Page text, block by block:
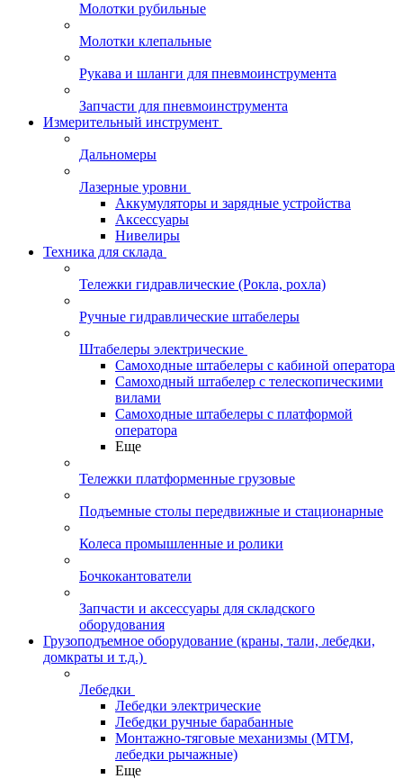
Молотки рубильные
Молотки клепальные
Рукава и шланги для пневмоинструмента
Запчасти для пневмоинструмента
Измерительный инструмент
Дальномеры
Лазерные уровни
Аккумуляторы и зарядные устройства
Аксессуары
Нивелиры
Техника для склада
Тележки гидравлические (Рокла, рохла)
Ручные гидравлические штабелеры
Штабелеры электрические
Самоходные штабелеры с кабиной оператора
Самоходный штабелер с телескопическими
вилами
Самоходные штабелеры с платформой
оператора
Еще
Тележки платформенные грузовые
Подъемные столы передвижные и стационарные
Колеса промышленные и ролики
Бочкокантователи
Запчасти и аксессуары для складского
оборудования
Грузоподъемное оборудование (краны, тали, лебедки,
домкраты и т.д.)
Лебедки
Лебедки электрические
Лебедки ручные барабанные
Монтажно-тяговые механизмы (МТМ,
лебедки рычажные)
Еще